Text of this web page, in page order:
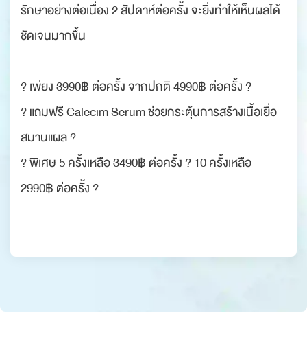
รักษาอย่างต่อเนื่อง 2 สัปดาห์ต่อครั้ง จะยิ่งทำให้เห็นผลได้
ชัดเจนมากขึ้น
? เพียง 3990฿ ต่อครั้ง จากปกติ 4990฿ ต่อครั้ง ?
? แถมฟรี Calecim Serum ช่วยกระตุ้นการสร้างเนื้อเยื่อ
สมานแผล ?
? พิเศษ 5 ครั้งเหลือ 3490฿ ต่อครั้ง ? 10 ครั้งเหลือ
2990฿ ต่อครั้ง ?